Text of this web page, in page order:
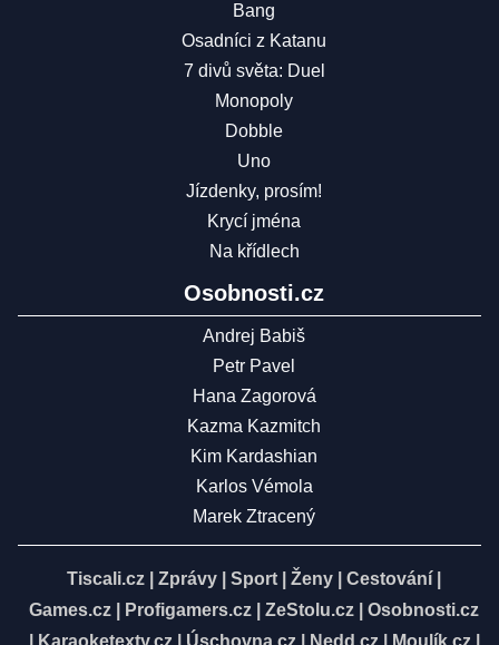
Bang
Osadníci z Katanu
7 divů světa: Duel
Monopoly
Dobble
Uno
Jízdenky, prosím!
Krycí jména
Na křídlech
Osobnosti.cz
Andrej Babiš
Petr Pavel
Hana Zagorová
Kazma Kazmitch
Kim Kardashian
Karlos Vémola
Marek Ztracený
Tiscali.cz Zprávy Sport Ženy Cestování
Games.cz
Profigamers.cz ZeStolu.cz
Osobnosti.cz